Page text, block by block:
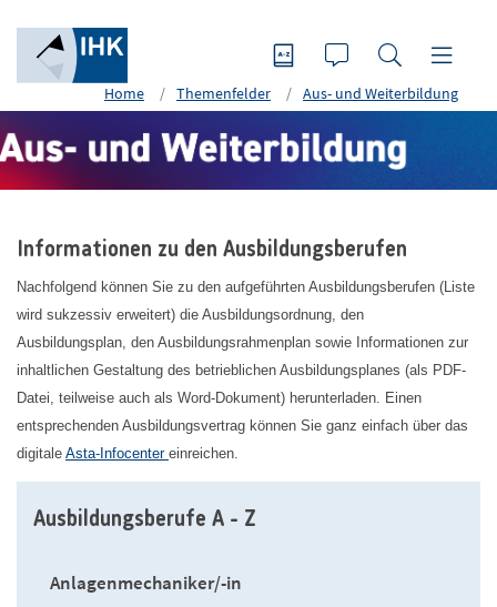
Home Themenfelder Aus- und Weiterbildung
Informationen zu den Ausbildungsberufen
Nachfolgend können Sie zu den aufgeführten Ausbildungsberufen (Liste
wird sukzessiv erweitert) die Ausbildungsordnung, den
Ausbildungsplan, den Ausbildungsrahmenplan sowie Informationen zur
inhaltlichen Gestaltung des betrieblichen Ausbildungsplanes (als PDF-
Datei, teilweise auch als Word-Dokument) herunterladen. Einen
entsprechenden Ausbildungsvertrag können Sie ganz einfach über das
digitale Asta-Infocenter einreichen.
Ausbildungsberufe A - Z
Anlagenmechaniker/-in